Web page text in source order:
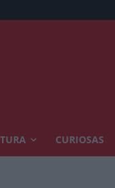
CURIOSAS